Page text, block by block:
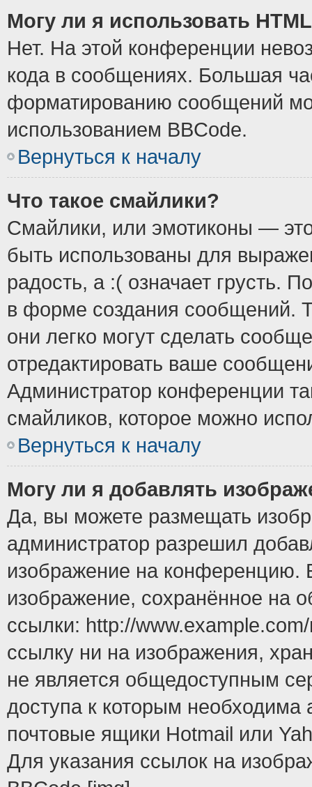
Могу ли я использовать
Нет. На этой конференции
кода в сообщениях. Большая
форматированию сообщений
использованием BBCode.
Вернуться к началу
Что такое смайлики?
Смайлики, или эмотиконы —
быть использованы для
радость, а :( означает грусть.
в форме создания сообщений.
они легко могут сделать
отредактировать ваше
Администратор конференции
смайликов, которое можно
Вернуться к началу
Могу ли я добавлять
Да, вы можете размещать
администратор разрешил
изображение на конференцию.
изображение, сохранённое на
ссылки: http://
ссылку ни на изображения,
не является общедоступным
доступа к которым
почтовые ящики Hotmail или
Для указания ссылок на